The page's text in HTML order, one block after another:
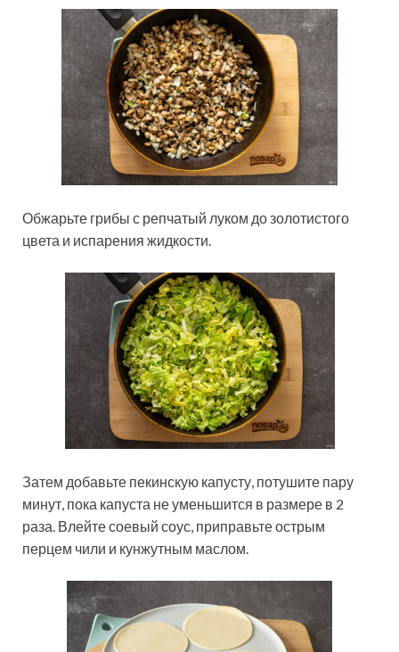
Обжарьте грибы с репчатый луком до золотистого
цвета и испарения жидкости.
Затем добавьте пекинскую капусту, потушите пару
минут, пока капуста не уменьшится в размере в 2
раза. Влейте соевый соус, приправьте острым
перцем чили и кунжутным маслом.